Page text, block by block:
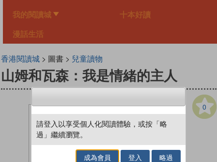
我的閱讀城 十本好讀
漫話生活
香港閱讀城> 圖書 > 兒童讀物
山姆和瓦森：我是情緒的主人
0
請登入以享受個人化閱讀體驗，或按「略
過」繼續瀏覽。
成為會員 登入 略過